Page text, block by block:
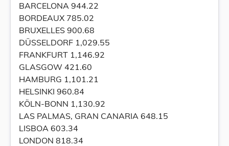
BARCELONA 944.22
BORDEAUX 785.02
BRUXELLES 900.68
DÜSSELDORF 1,029.55
FRANKFURT 1,146.92
GLASGOW 421.60
HAMBURG 1,101.21
HELSINKI 960.84
KÖLN-BONN 1,130.92
LAS PALMAS, GRAN CANARIA 648.15
LISBOA 603.34
LONDON 818.34